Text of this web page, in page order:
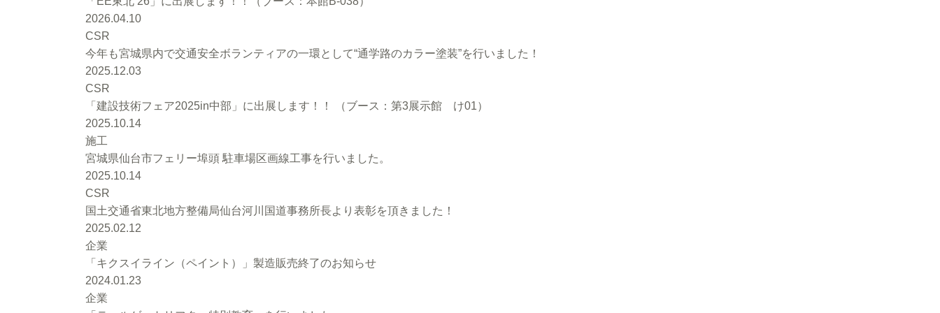
2026.04.10
CSR
今年も宮城県内で交通安全ボランティアの一環として“通学路のカラー塗装”を行いました！
2025.12.03
CSR
「建設技術フェア2025in中部」に出展します！！ （ブース：第3展示館 け01）
2025.10.14
施工
宮城県仙台市フェリー埠頭 駐車場区画線工事を行いました。
2025.10.14
CSR
国土交通省東北地方整備局仙台河川国道事務所長より表彰を頂きました！
2025.02.12
企業
「キクスイライン（ペイント）」製造販売終了のお知らせ
2024.01.23
企業